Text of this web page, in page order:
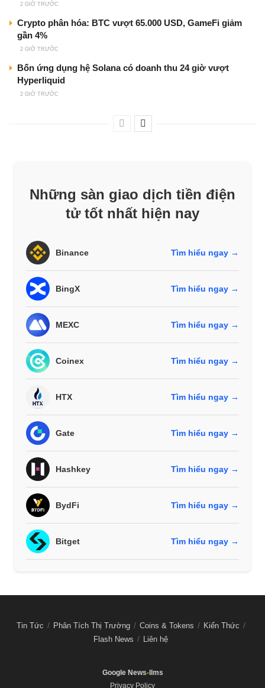
2 GIỜ TRƯỚC
Crypto phân hóa: BTC vượt 65.000 USD, GameFi giảm
gần 4%
2 GIỜ TRƯỚC
Bốn ứng dụng hệ Solana có doanh thu 24 giờ vượt
Hyperliquid
2 GIỜ TRƯỚC
Những sàn giao dịch tiền điện
tử tốt nhất hiện nay
Binance Tìm hiểu ngay →
BingX Tìm hiểu ngay →
MEXC Tìm hiểu ngay →
Coinex Tìm hiểu ngay →
HTX Tìm hiểu ngay →
Gate Tìm hiểu ngay →
Hashkey Tìm hiểu ngay →
BydFi Tìm hiểu ngay →
Bitget Tìm hiểu ngay →
Tin Tức Phân Tích Thị Trường Coins & Tokens
Kiến Thức
Flash News
Liên hệ
Google News-llms
Privacy Policy